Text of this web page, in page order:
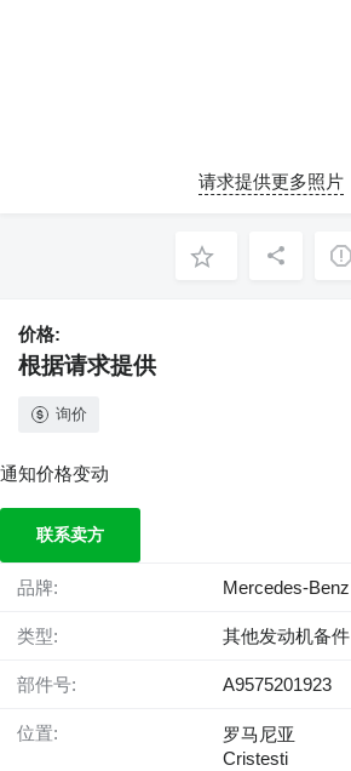
请求提供更多照片
价格:
根据请求提供
询价
通知价格变动
联系卖方
品牌: Mercedes-Benz
类型: 其他发动机备件
部件号: A9575201923
位置:
罗马尼亚
Cristesti